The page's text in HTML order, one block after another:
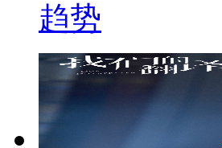
趋势